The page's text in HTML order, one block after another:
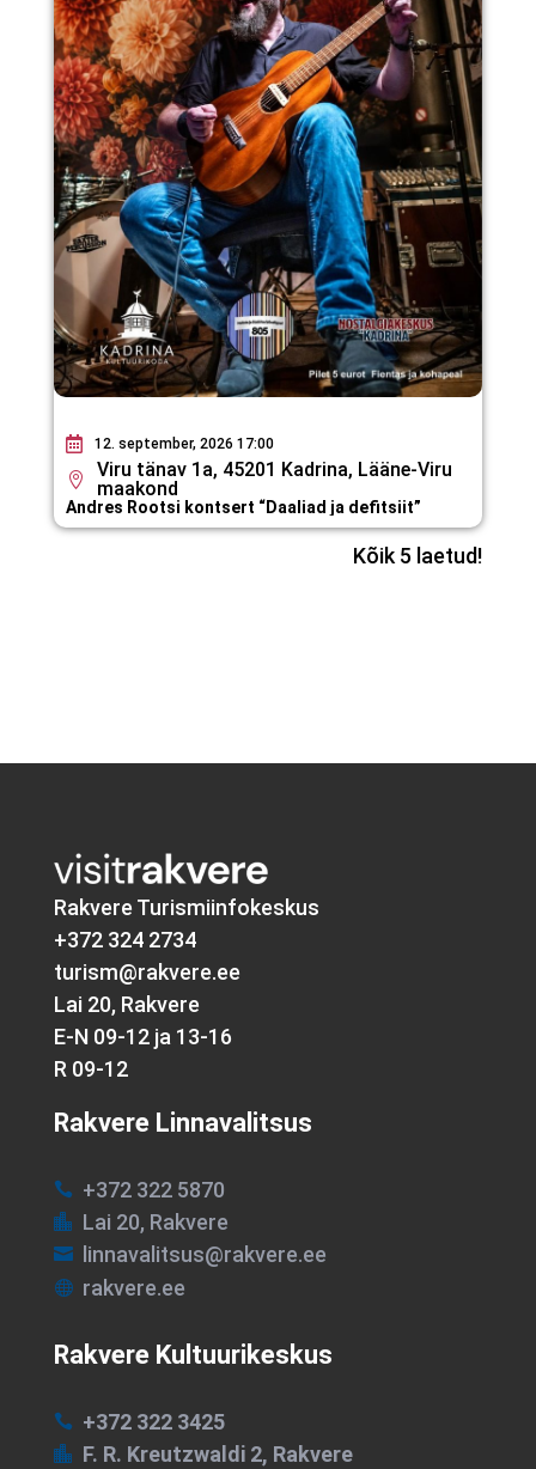
12. september, 2026 17:00
Viru tänav 1a, 45201 Kadrina, Lääne-Viru
maakond
Andres Rootsi kontsert “Daaliad ja defitsiit”
Kõik 5 laetud!
Rakvere Turismiinfokeskus
+372 324 2734
turism@rakvere.ee
Lai 20, Rakvere
E-N 09-12 ja 13-16
R 09-12
Rakvere Linnavalitsus
 +372 322 5870
 Lai 20, Rakvere
 linnavalitsus@rakvere.ee
 rakvere.ee
Rakvere Kultuurikeskus
 +372 322 3425
 F. R. Kreutzwaldi 2, Rakvere